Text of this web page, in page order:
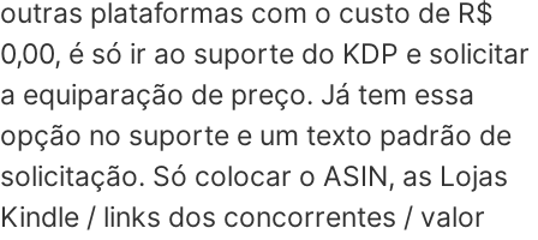
outras plataformas com o custo de R$
0,00, é só ir ao suporte do KDP e solicitar
a equiparação de preço. Já tem essa
opção no suporte e um texto padrão de
solicitação. Só colocar o ASIN, as Lojas
Kindle / links dos concorrentes / valor